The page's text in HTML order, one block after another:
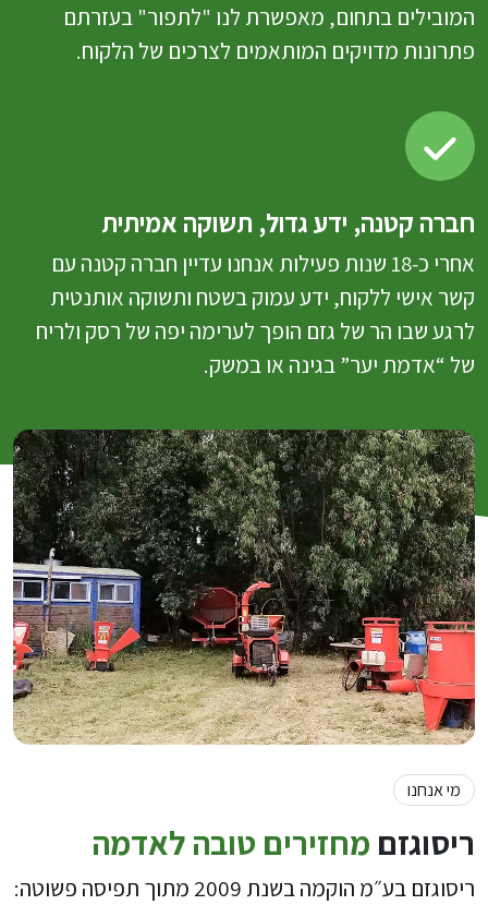
המובילים בתחום, מאפשרת לנו "לתפור" בעזרתם
פתרונות מדויקים המותאמים לצרכים של הלקוח.
חברה קטנה, ידע גדול, תשוקה אמיתית
אחרי כ‑18 שנות פעילות אנחנו עדיין חברה קטנה עם
קשר אישי ללקוח, ידע עמוק בשטח ותשוקה אותנטית
לרגע שבו הר של גזם הופך לערימה יפה של רסק ולריח
של “אדמת יער” בגינה או במשק.
מי אנחנו
ריסוגזם מחזירים טובה לאדמה
ריסוגזם בע״מ הוקמה בשנת 2009 מתוך תפיסה פשוטה: